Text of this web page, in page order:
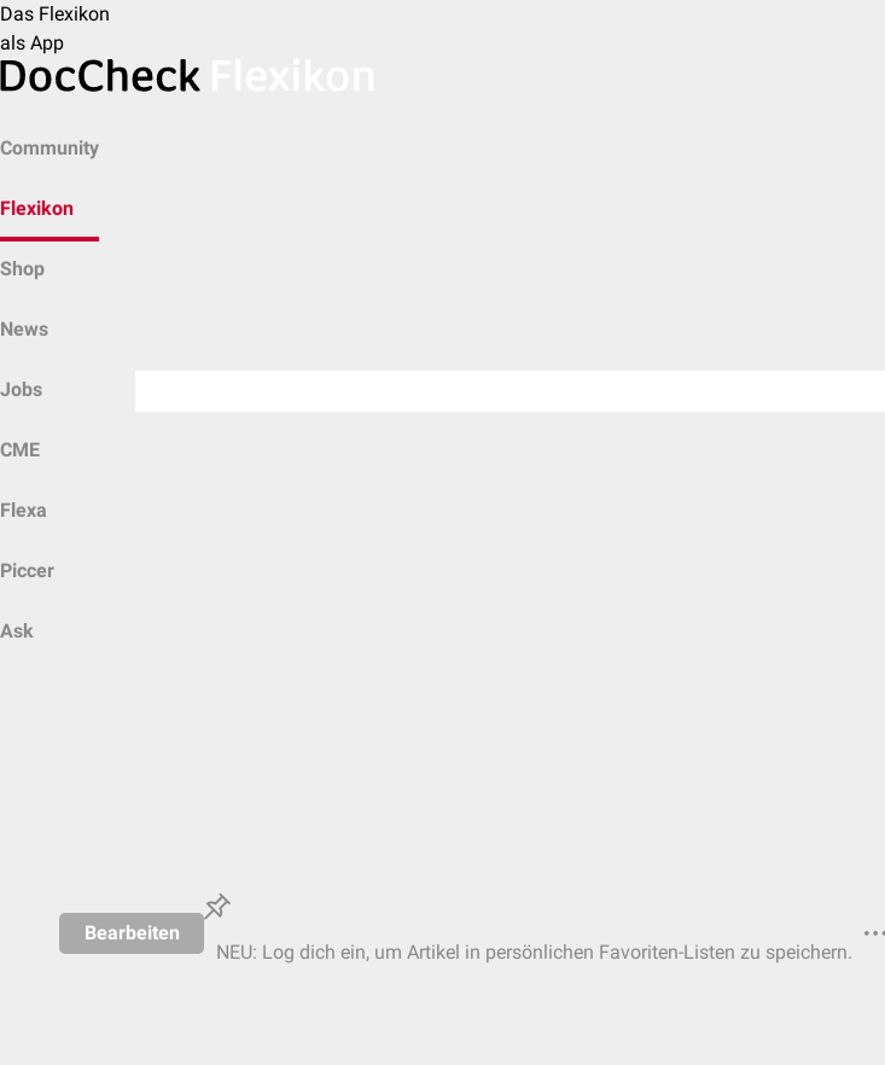
Das Flexikon
als App
Community
Flexikon
Shop
News
Jobs
CME
Flexa
Piccer
Ask
Bearbeiten
NEU: Log dich ein, um Artikel in persönlichen Favoriten-Listen zu speichern.